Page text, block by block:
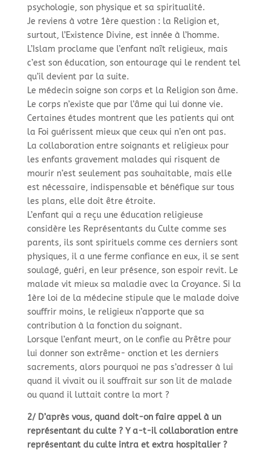
psychologie, son physique et sa spiritualité.
Je reviens à votre 1ère question : la Religion et,
surtout, l’Existence Divine, est innée à l’homme.
L’Islam proclame que l’enfant naît religieux, mais
c’est son éducation, son entourage qui le rendent tel
qu’il devient par la suite.
Le médecin soigne son corps et la Religion son âme.
Le corps n’existe que par l’âme qui lui donne vie.
Certaines études montrent que les patients qui ont
la Foi guérissent mieux que ceux qui n’en ont pas.
La collaboration entre soignants et religieux pour
les enfants gravement malades qui risquent de
mourir n’est seulement pas souhaitable, mais elle
est nécessaire, indispensable et bénéfique sur tous
les plans, elle doit être étroite.
L’enfant qui a reçu une éducation religieuse
considère les Représentants du Culte comme ses
parents, ils sont spirituels comme ces derniers sont
physiques, il a une ferme confiance en eux, il se sent
soulagé, guéri, en leur présence, son espoir revit. Le
malade vit mieux sa maladie avec la Croyance. Si la
1ère loi de la médecine stipule que le malade doive
souffrir moins, le religieux n’apporte que sa
contribution à la fonction du soignant.
Lorsque l’enfant meurt, on le confie au Prêtre pour
lui donner son extrême- onction et les derniers
sacrements, alors pourquoi ne pas s’adresser à lui
quand il vivait ou il souffrait sur son lit de malade
ou quand il luttait contre la mort ?
2/ D’après vous, quand doit-on faire appel à un
représentant du culte ? Y a-t-il collaboration entre
représentant du culte intra et extra hospitalier ?